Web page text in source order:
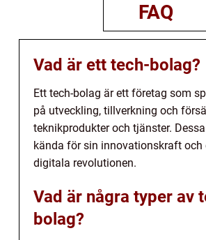
FAQ
Vad är ett tech-bolag?
Ett tech-bolag är ett företag som
på utveckling, tillverkning och
teknikprodukter och tjänster.
kända för sin innovationskraft och
digitala revolutionen.
Vad är några typer av
bolag?